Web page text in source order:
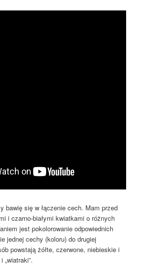
bawię się w łączenie cech. Mam przed
i czarno-białymi kwiatkami o różnych
jest pokolorowanie odpowiednich
jednej cechy (koloru) do drugiej
powstają żółte, czerwone, niebieskie i
„wiatraki”.